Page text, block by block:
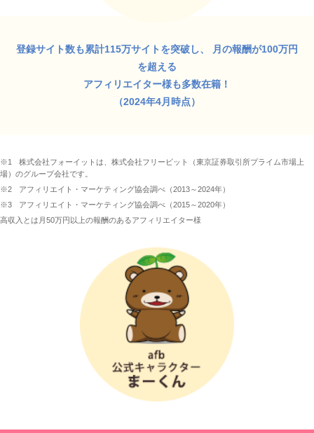
登録サイト数も累計115万サイトを突破し、
月の報酬が100万円
を超える
アフィリエイター様も多数在籍！
（2024年4月時点）
※1
株式会社フォーイットは、株式会社フリービット（東京証券取引所プライム市場上
場）のグループ会社です。
※2
アフィリエイト・マーケティング協会調べ（2013～2024年）
※3
アフィリエイト・マーケティング協会調べ（2015～2020年）
高収入とは月50万円以上の報酬のあるアフィリエイター様